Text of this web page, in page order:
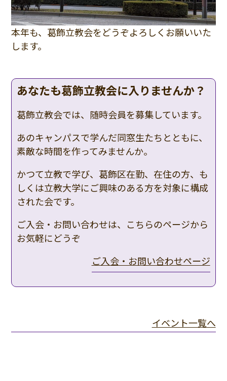
本年も、葛飾立教会をどうぞよろしくお願いいた
します。
あなたも葛飾立教会に入りませんか？
葛飾立教会では、随時会員を募集しています。
あのキャンパスで学んだ同窓生たちとともに、
素敵な時間を作ってみませんか。
かつて立教で学び、葛飾区在勤、在住の方、も
しくは立教大学にご興味のある方を対象に構成
された会です。
ご入会・お問い合わせは、こちらのページから
お気軽にどうぞ
ご入会・お問い合わせページ
イベント一覧へ